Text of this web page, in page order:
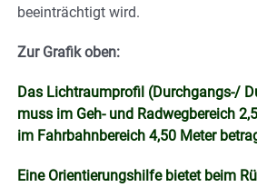
beeinträchtigt wird.
Zur Grafik oben:
Das Lichtraumprofil (Durchgangs-/
muss im Geh- und Radwegbereich
im Fahrbahnbereich 4,50 Meter
Eine Orientierungshilfe bietet beim